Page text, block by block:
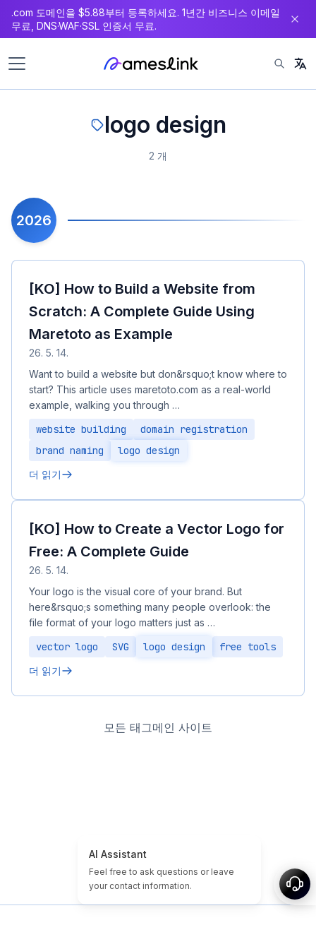
츠
로
동
.com 도메인을 $5.88부터 등록하세요. 1년간 비즈니스 이메일
무료, DNS·WAF·SSL 인증서 무료.
logo design
2 개
2026
[KO] How to Build a Website from
Scratch: A Complete Guide Using
Maretoto as Example
26. 5. 14.
Want to build a website but don&rsquo;t know where to
start? This article uses maretoto.com as a real-world
example, walking you through …
website building
domain registration
brand naming
logo design
더 읽기
[KO] How to Create a Vector Logo for
Free: A Complete Guide
26. 5. 14.
Your logo is the visual core of your brand. But
here&rsquo;s something many people overlook: the
file format of your logo matters just as …
vector logo SVG logo design free tools
더 읽기
모든 태그메인 사이트